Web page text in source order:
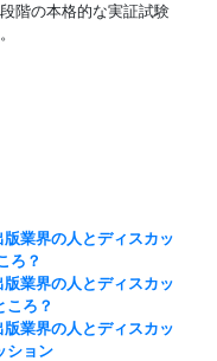
階の本格的な実証試験
版業界の人とディスカッ
ろ？
版業界の人とディスカッ
ろ？
版業界の人とディスカッ
ョン